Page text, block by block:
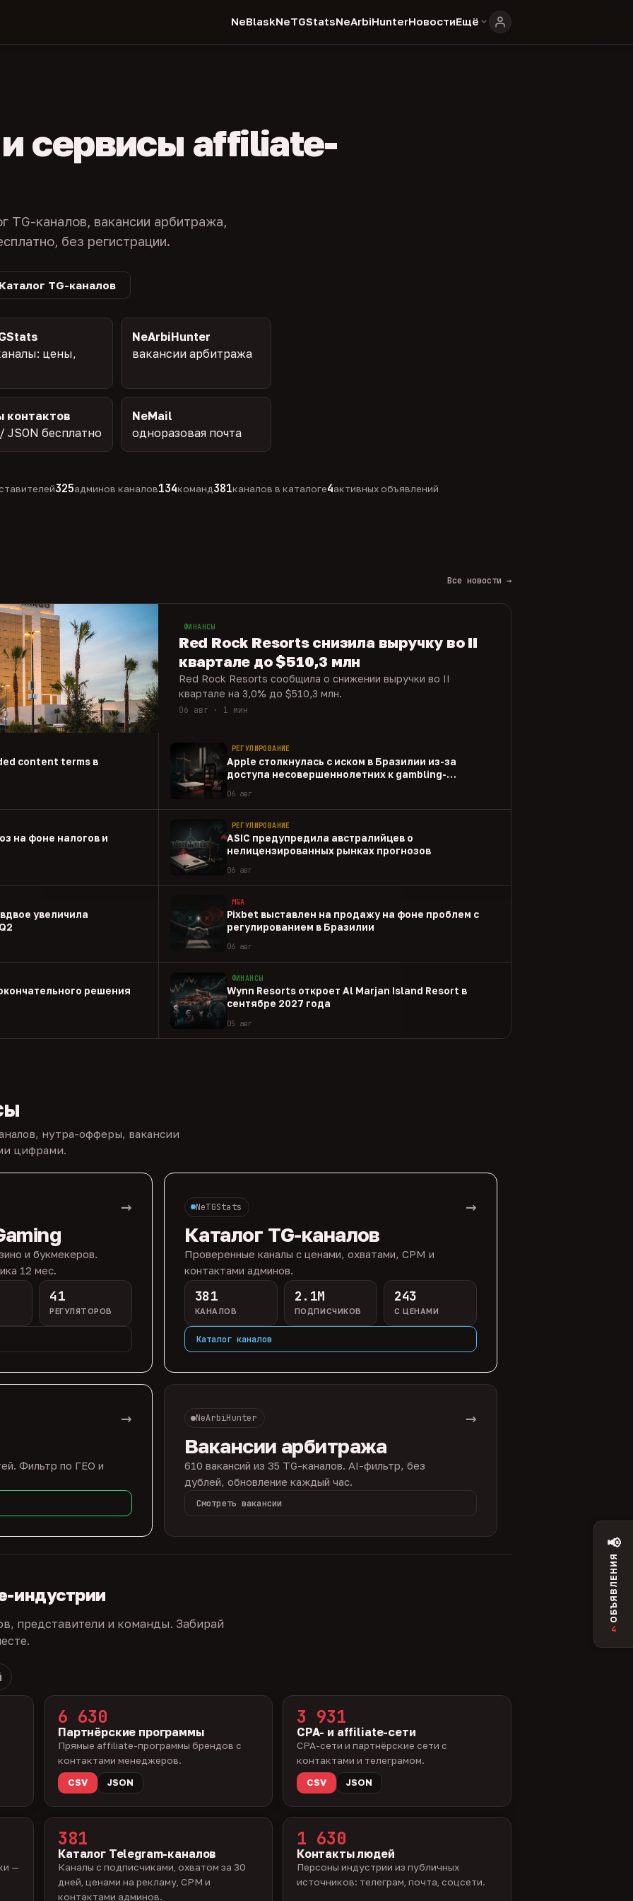
NeBlaskNeTGStatsNeArbiHunterНовостиЕщё
сервисы affiliate-
TG-каналов, вакансии арбитража,
без регистрации.
TG-каналов
цены,
NeArbiHunter
вакансии арбитража
контактов
JSON бесплатно
NeMail
одноразовая почта
325админов каналов134команд381каналов в каталоге4активных объявлений
Все новости →
ФИНАНСЫ
Red Rock Resorts снизила выручку во II
квартале до $510,3 млн
Red Rock Resorts сообщила о снижении выручки во II
квартале на 3,0% до $510,3 млн.
06 авг · 1 мин
content terms в
РЕГУЛИРОВАНИЕ
Apple столкнулась с иском в Бразилии из-за
доступа несовершеннолетних к gambling-
06 авг
на фоне налогов и
РЕГУЛИРОВАНИЕ
ASIC предупредила австралийцев о
нелицензированных рынках прогнозов
06 авг
увеличила
M&A
Pixbet выставлен на продажу на фоне проблем с
регулированием в Бразилии
06 авг
решения
ФИНАНСЫ
Wynn Resorts откроет Al Marjan Island Resort в
сентябре 2027 года
05 авг
нутра-офферы, вакансии
цифрами.
→
и букмекеров.
12 мес.
41
РЕГУЛЯТОРОВ
NeTGStats →
Каталог TG-каналов
Проверенные каналы с ценами, охватами, CPM и
контактами админов.
381
КАНАЛОВ
2.1M
ПОДПИСЧИКОВ
243
С ЦЕНАМИ
Каталог каналов
→
Фильтр по ГЕО и
NeArbiHunter →
Вакансии арбитража
610 вакансий из 35 TG-каналов. AI-фильтр, без
дублей, обновление каждый час.
Смотреть вакансии
индустрии
представители и команды. Забирай
6 630
Партнёрские программы
Прямые affiliate-программы брендов с
контактами менеджеров.
CSV
JSON
3 931
CPA- и affiliate-сети
CPA-сети и партнёрские сети с
контактами и телеграмом.
CSV
JSON
—
381
Каталог Telegram-каналов
Каналы с подписчиками, охватом за 30
дней, ценами на рекламу, CPM и
контактами админов.
1 630
Контакты людей
Персоны индустрии из публичных
источников: телеграм, почта, соцсети.
📢
ОБЪЯВЛЕНИЯ
4